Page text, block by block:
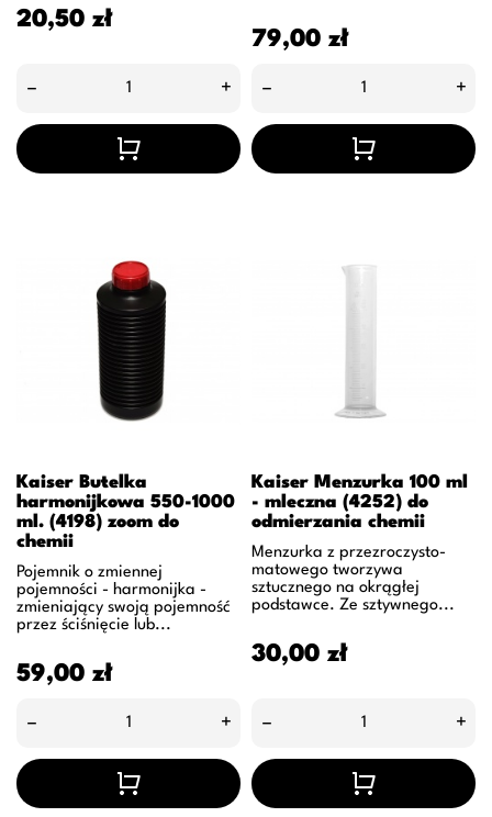
Cena
20,50 zł
– +
Cena
79,00 zł
– +
Kaiser Butelka
harmonijkowa 550-1000
ml. (4198) zoom do
chemii
Pojemnik o zmiennej
pojemności - harmonijka -
zmieniający swoją pojemność
przez ściśnięcie lub...
Cena
59,00 zł
– +
Kaiser Menzurka 100 ml
- mleczna (4252) do
odmierzania chemii
Menzurka z przezroczysto-
matowego tworzywa
sztucznego na okrągłej
podstawce. Ze sztywnego...
Cena
30,00 zł
– +